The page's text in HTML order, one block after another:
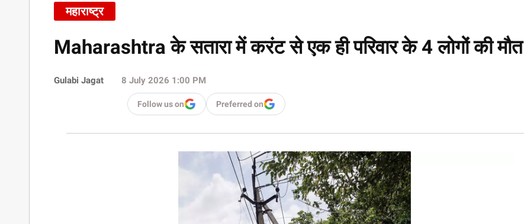
महाराष्ट्र
Maharashtra के सतारा में करंट से एक ही परिवार के 4 लोगों की मौत
Gulabi Jagat 8 July 2026 1:00 PM
Follow us on Preferred on